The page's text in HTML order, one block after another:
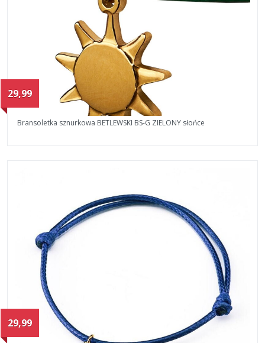
29,99
Bransoletka sznurkowa BETLEWSKI BS-G ZIELONY słońce
29,99